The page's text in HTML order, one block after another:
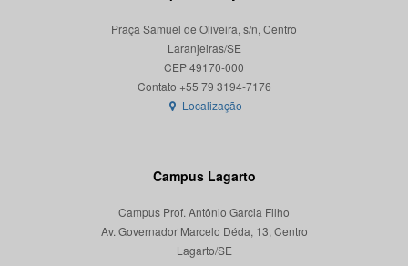
Praça Samuel de Oliveira, s/n, Centro
Laranjeiras/SE
CEP 49170-000
Localização
Campus Lagarto
Campus Prof. Antônio Garcia Filho
Av. Governador Marcelo Déda, 13, Centro
Lagarto/SE